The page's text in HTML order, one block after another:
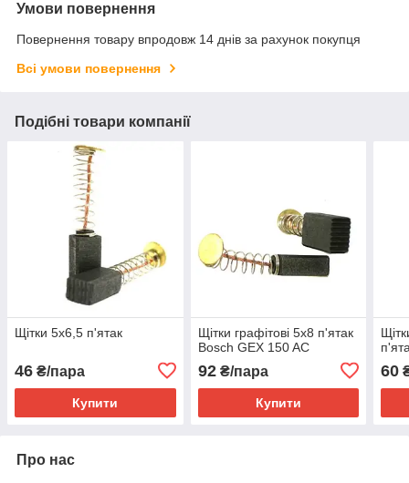
Умови повернення
Повернення товару впродовж 14 днів за рахунок покупця
Всі умови повернення
Подібні товари компанії
Щітки 5х6,5 п'ятак
46 ₴/пара
Купити
Щітки графітові 5х8 п'ятак
Bosch GEX 150 AC
92₴/пара
Купити
60
Про нас